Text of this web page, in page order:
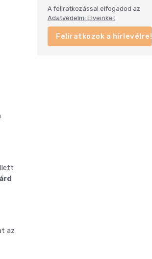
az
A feliratkozással elfogadod az
Adatvédelmi Elveinket
Feliratkozok a hírlevélre!